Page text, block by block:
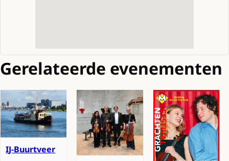
Gerelateerde evenementen
IJ-Buurtveer